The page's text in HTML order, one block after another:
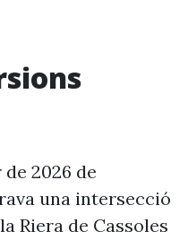
2026 de
una intersecció
Riera de Cassoles